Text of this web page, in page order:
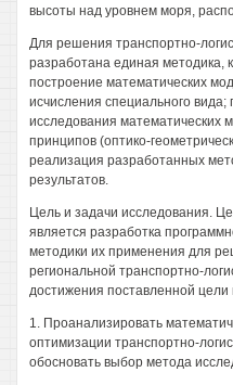
высоты над уровнем моря,
Для решения транспортно-
разработана единая методика,
построение математических
исчисления специального
исследования математических
принципов (оптико-
реализация разработанных
результатов.
Цель и задачи исследования.
является разработка
методики их применения для
региональной транспортно-
достижения поставленной
1. Проанализировать
оптимизации транспортно-
обосновать выбор метода